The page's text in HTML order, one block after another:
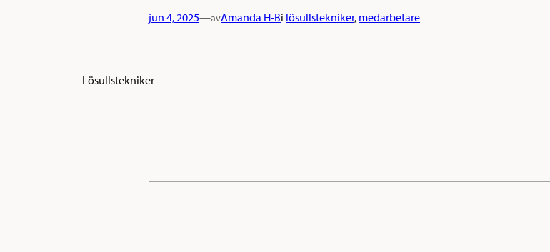
jun 4, 2025—avAmanda H-Bi lösullstekniker, medarbetare
– Lösullstekniker